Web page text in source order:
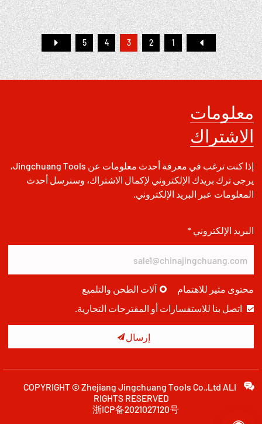
1
2
3
4
5
معلومات
الاشتراك
إذا كنت ترغب في معرفة أحدث معلومات عن Jingchuang Tools،
يرجى ترك بريدك الإلكتروني لإكمال الاشتراك، وسنرسل أحدث
المعلومات عبر البريد الإلكتروني.
البريد الإلكتروني *
محتوى مثير للاهتمام
آلات الطحن والتلميع
اتصل بنا للاستفسارات أو المقترحات التجارية.
إرسال
COPYRIGHT © Zhejiang Jingchuang Tools Co.,Ltd ALL
RIGHTS RESERVED
浙ICP备2021027120号